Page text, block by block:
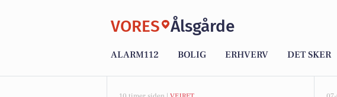
VORES Ålsgårde
ALARM112 BOLIG ERHVERV DET SKER